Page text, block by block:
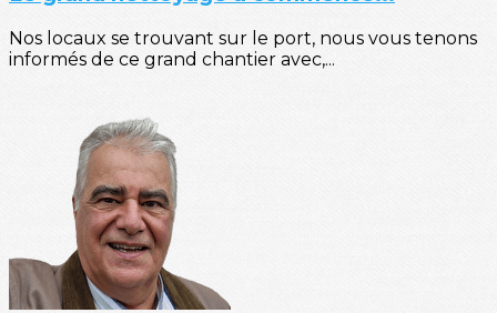
Nos locaux se trouvant sur le port, nous vous tenons
informés de ce grand chantier avec,...